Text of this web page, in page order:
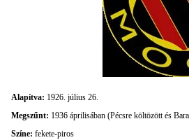
Alapítva: 1926. július 26.
Megszűnt: 1936 áprilisában (Pécsre költözött és
Színe: fekete-piros